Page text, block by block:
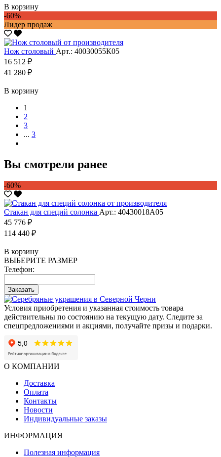
В корзину
-60%
Лидер продаж
Нож столовый Арт.: 40030055К05
16 512 ₽
41 280 ₽
В корзину
1
2
3
... 3
Вы смотрели ранее
-60%
Стакан для специй солонка Арт.: 40430018А05
45 776 ₽
114 440 ₽
В корзину
ВЫБЕРИТЕ РАЗМЕР
Телефон:
Заказать
Условия приобретения и указанная стоимость товара
действительны по состоянию на текущую дату. Следите за
спецпредложениями и акциями, получайте призы и подарки.
О КОМПАНИИ
Доставка
Оплата
Контакты
Новости
Индивидуальные заказы
ИНФОРМАЦИЯ
Полезная информация